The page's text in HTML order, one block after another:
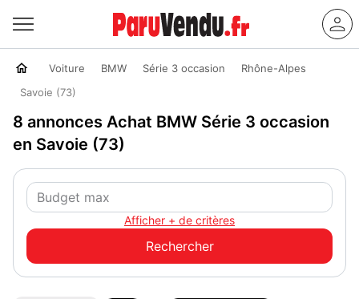
Voiture BMW Série 3 occasion
Rhône-Alpes
Savoie (73)
8 annonces Achat BMW Série 3 occasion
en Savoie (73)
Afficher + de critères